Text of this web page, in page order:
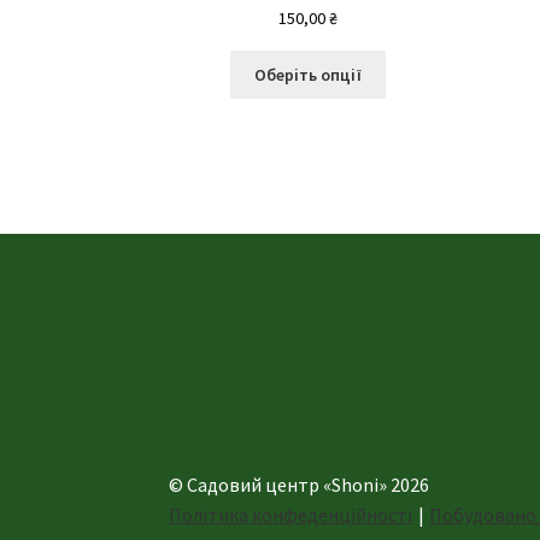
150,00₴
Оберіть опції
© Садовий центр «Shoni» 2026
Політика конфеденційності
Побудовано